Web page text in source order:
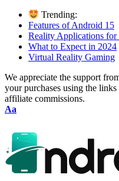
Trending:
Features of Android 15
Reality Applications for
What to Expect in 2024
Virtual Reality Gaming
We appreciate the support
your purchases using the
affiliate commissions.
Font
Aa